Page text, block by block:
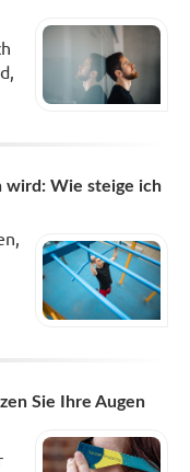
wird: Wie steige ich
Sie Ihre Augen